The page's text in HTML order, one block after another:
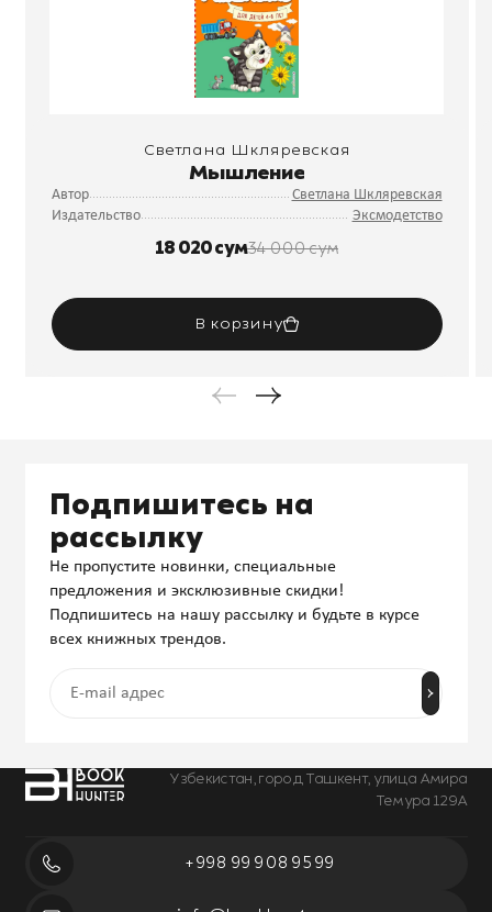
Светлана Шкляревская
Мышление
Автор
Светлана Шкляревская
Издательство
Эксмодетство
18 020 сум34 000 сум
В корзину
Узбекистан, город Ташкент, улица Амира
Темура 129А
+998 99 908 95 99
Подпишитесь на
рассылку
Не пропустите новинки, специальные
предложения и эксклюзивные скидки!
Подпишитесь на нашу рассылку и будьте в курсе
всех книжных трендов.